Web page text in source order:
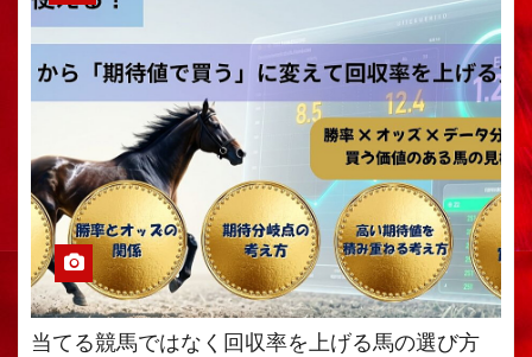
当てる競馬ではなく回収率を上げる馬の選び方